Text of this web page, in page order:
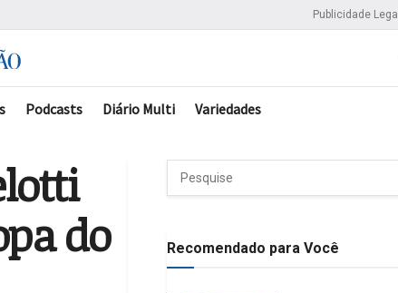
Publicidade Legal
Podcasts Diário Multi Variedades
do
Recomendado para Você